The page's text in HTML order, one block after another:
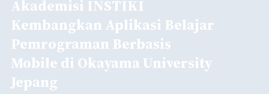
Akademisi INSTIKI
Kembangkan Aplikasi Belajar
Pemrograman Berbasis
Mobile di Okayama University
Jepang